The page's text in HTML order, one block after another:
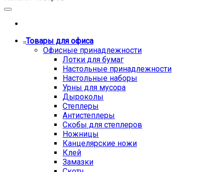
Товары для офиса
Офисные принадлежности
Лотки для бумаг
Настольные принадлежности
Настольные наборы
Урны для мусора
Дыроколы
Степлеры
Антистеплеры
Скобы для степлеров
Ножницы
Канцелярские ножи
Клей
Замазки